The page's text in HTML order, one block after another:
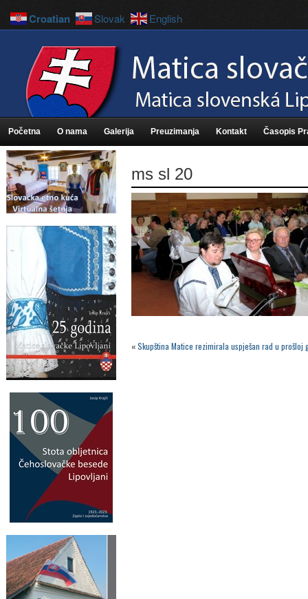
Početna O nama Galerija Preuzimanja Kontakt Časopis
ms sl 20
«Skupština Matice rezimirala uspješan rad u prošloj
Croatian Slovak English